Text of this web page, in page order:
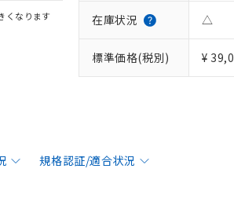
くなります 在庫状況 △
標準価格(税別) ¥
規格認証/適合状況
対応済み：EU
仕入先様の事情により
※1 中国RoHS○×表